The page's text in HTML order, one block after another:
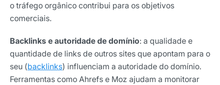
o tráfego orgânico contribui para os objetivos
comerciais.
Backlinks e autoridade de domínio: a qualidade e
quantidade de links de outros sites que apontam para o
seu (backlinks) influenciam a autoridade do domínio.
Ferramentas como Ahrefs e Moz ajudam a monitorar